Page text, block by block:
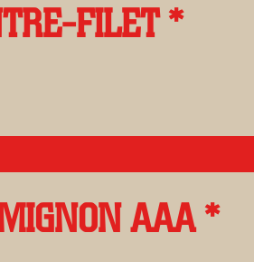
FILET *
AAA *